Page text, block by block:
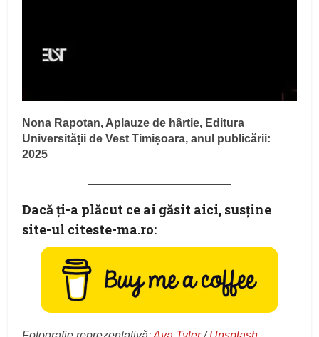
Nona Rapotan, Aplauze de hârtie, Editura
Universității de Vest Timișoara, anul publicării:
2025
Dacă ţi-a plăcut ce ai găsit aici, susţine
site-ul citeste-ma.ro: